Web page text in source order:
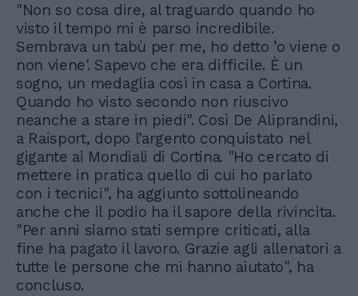
"Non so cosa dire, al traguardo quando ho
visto il tempo mi è parso incredibile.
Sembrava un tabù per me, ho detto ’o viene o
non viene'. Sapevo che era difficile. È un
sogno, un medaglia così in casa a Cortina.
Quando ho visto secondo non riuscivo
neanche a stare in piedi". Così De Aliprandini,
a Raisport, dopo l’argento conquistato nel
gigante ai Mondiali di Cortina. "Ho cercato di
mettere in pratica quello di cui ho parlato
con i tecnici", ha aggiunto sottolineando
anche che il podio ha il sapore della rivincita.
"Per anni siamo stati sempre criticati, alla
fine ha pagato il lavoro. Grazie agli allenatori a
tutte le persone che mi hanno aiutato", ha
concluso.